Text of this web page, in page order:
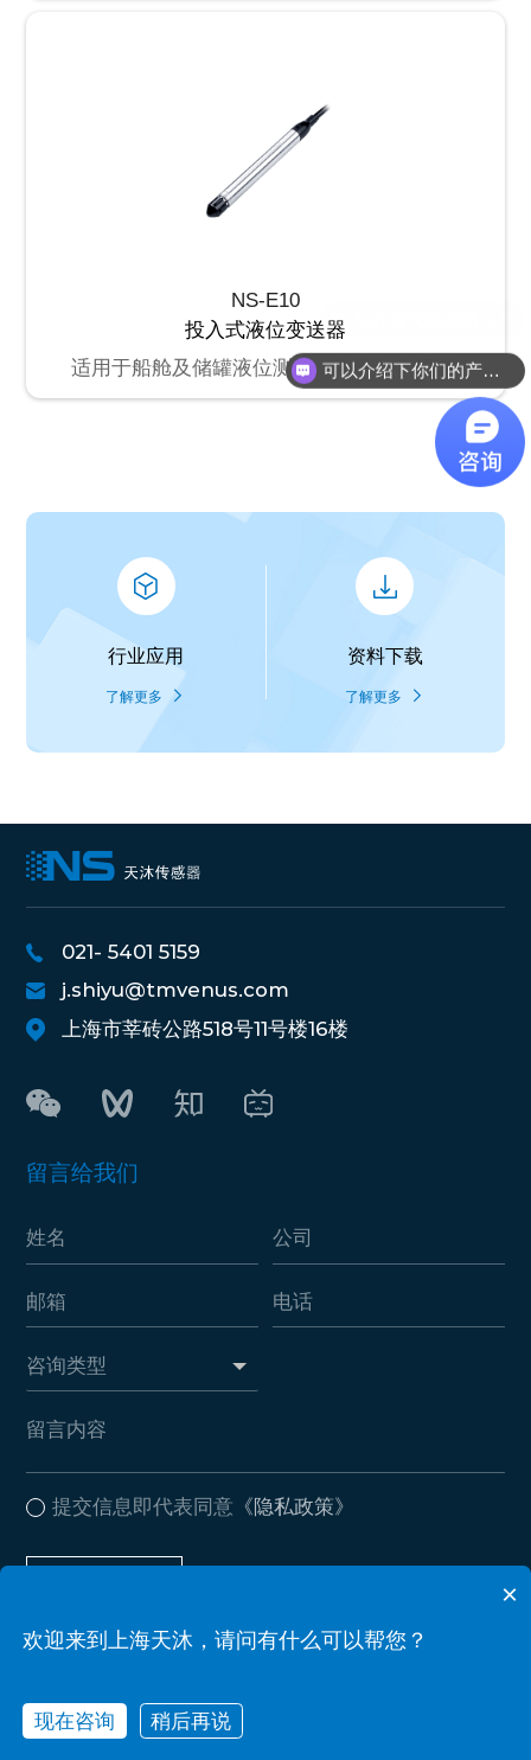
NS-E10
投入式液位变送器
适用于船舱及储罐液位测量、水利水电领域
行业应用
了解更多
资料下载
了解更多
021- 5401 5159
j.shiyu@tmvenus.com
上海市莘砖公路518号11号楼16楼
留言给我们
提交信息即代表同意 《隐私政策》
备案号：沪ICP备17037612号-2
可以介绍下你们的产品么？
×
欢迎来到上海天沐，请问有什么可以帮您？
现在咨询 稍后再说